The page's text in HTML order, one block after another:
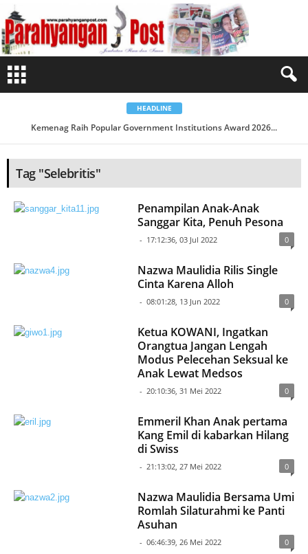
r
t
a
i
HEADLINE
Kemenag Raih Popular Government Institutions Award 2026...
Tag "Selebritis"
Penampilan Anak-Anak
Sanggar Kita, Penuh Pesona
- 17:12:36, 03 Jul 2022 0
Nazwa Maulidia Rilis Single
Cinta Karena Alloh
- 08:01:28, 13 Jun 2022 0
Ketua KOWANI, Ingatkan
Orangtua Jangan Lengah
Modus Pelecehan Seksual ke
Anak Lewat Medsos
- 20:10:36, 31 Mei 2022 0
Emmeril Khan Anak pertama
Kang Emil di kabarkan Hilang
di Swiss
- 21:13:02, 27 Mei 2022 0
Nazwa Maulidia Bersama Umi
Romlah Silaturahmi ke Panti
Asuhan
- 06:46:39, 26 Mei 2022 0